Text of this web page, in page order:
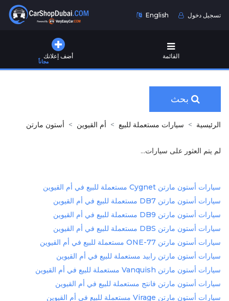
English تسجيل دخول
أضف إعلانك
مجاناً
القائمة
بحث
الرئيسية سيارات مستعملة للبيع أم القيوين أستون مارتن
لم يتم العثور على سيارات...
سيارات أستون مارتن Cygnet مستعملة للبيع في أم القيوين
سيارات أستون مارتن DB7 مستعملة للبيع في أم القيوين
سيارات أستون مارتن DB9 مستعملة للبيع في أم القيوين
سيارات أستون مارتن DBS مستعملة للبيع في أم القيوين
سيارات أستون مارتن ONE-77 مستعملة للبيع في أم القيوين
سيارات أستون مارتن رابيد مستعملة للبيع في أم القيوين
سيارات أستون مارتن Vanquish مستعملة للبيع في أم القيوين
سيارات أستون مارتن فانتج مستعملة للبيع في أم القيوين
سيارات أستون مارتن Virage مستعملة للبيع في أم القيوين